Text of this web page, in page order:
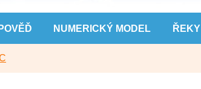
NUMERICKÝ MODEL ŘEKY